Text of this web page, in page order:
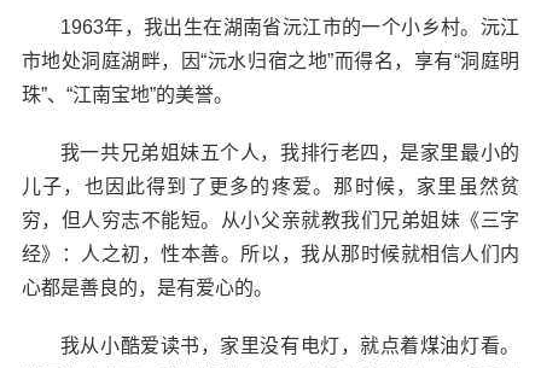
1963年，我出生在湖南省沅江市的一个小乡村。沅江
市地处洞庭湖畔，因“沅水归宿之地”而得名，享有“洞庭明
珠”、“江南宝地”的美誉。
我一共兄弟姐妹五个人，我排行老四，是家里最小的
儿子，也因此得到了更多的疼爱。那时候，家里虽然贫
穷，但人穷志不能短。从小父亲就教我们兄弟姐妹《三字
经》：人之初，性本善。所以，我从那时候就相信人们内
心都是善良的，是有爱心的。
我从小酷爱读书，家里没有电灯，就点着煤油灯看。
联系我们，让管理更高效
项目咨询 预约演示